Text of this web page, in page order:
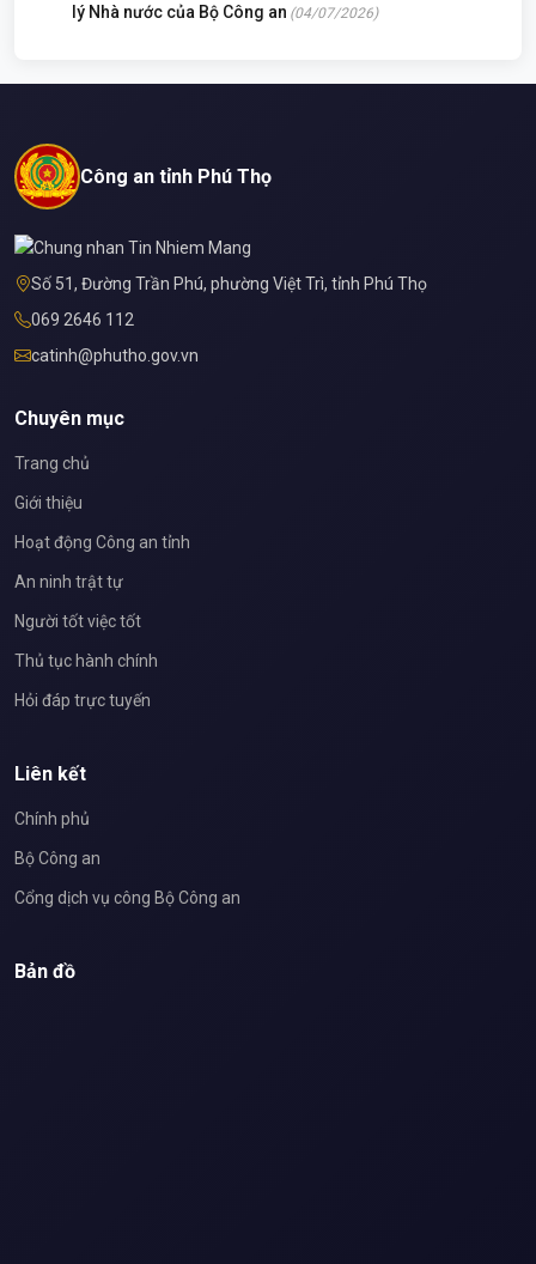
lý Nhà nước của Bộ Công an (04/07/2026)
Công an tỉnh Phú Thọ
Số 51, Đường Trần Phú, phường Việt Trì, tỉnh Phú Thọ
069 2646 112
catinh@phutho.gov.vn
Chuyên mục
Trang chủ
Giới thiệu
Hoạt động Công an tỉnh
An ninh trật tự
Người tốt việc tốt
Thủ tục hành chính
Hỏi đáp trực tuyến
Liên kết
Chính phủ
Bộ Công an
Cổng dịch vụ công Bộ Công an
Bản đồ